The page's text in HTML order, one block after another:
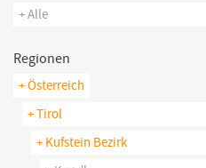
+ Alle
Regionen
+ Österreich
+ Tirol
+ Kufstein Bezirk